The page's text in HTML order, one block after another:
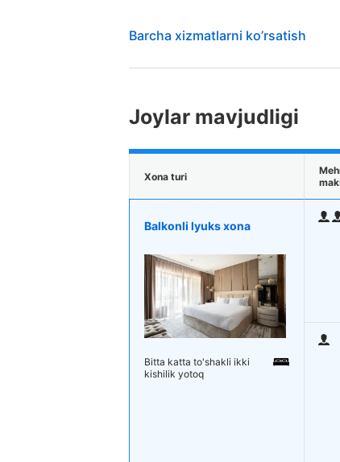
Barcha xizmatlarni ko’rsatish
Joylar mavjudligi
Xona turi
Balkonli lyuks xona
Bitta katta to'shakli ikki
kishilik yotoq